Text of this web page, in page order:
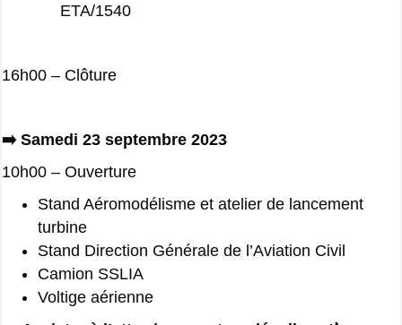
ETA/1540
16h00 – Clôture
➡️ Samedi 23 septembre 2023
10h00 – Ouverture
Stand Aéromodélisme et atelier de lancement
turbine
Stand Direction Générale de l’Aviation Civil
Camion SSLIA
Voltige aérienne